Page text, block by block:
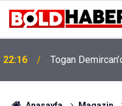
19:32 Sıcak